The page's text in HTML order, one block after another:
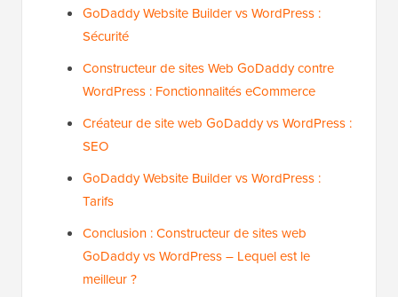
GoDaddy Website Builder vs WordPress :
Sécurité
Constructeur de sites Web GoDaddy contre
WordPress : Fonctionnalités eCommerce
Créateur de site web GoDaddy vs WordPress :
SEO
GoDaddy Website Builder vs WordPress :
Tarifs
Conclusion : Constructeur de sites web
GoDaddy vs WordPress – Lequel est le
meilleur ?